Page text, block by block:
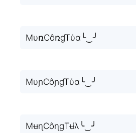
MυռCôռɠTύɑ╰‿╯
MυɲCôɲɠTύɑ╰‿╯
MʉɳCôɳɡTʉ́λ╰‿╯